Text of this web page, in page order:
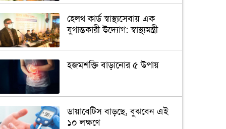
হেলথ কার্ড স্বাস্থ্যসেবায় এক
যুগান্তকারী উদ্যোগ: স্বাস্থ্যমন্ত্রী
হজমশক্তি বাড়ানোর ৫ উপায়
ডায়াবেটিস বাড়ছে, বুঝবেন এই
১০ লক্ষণে